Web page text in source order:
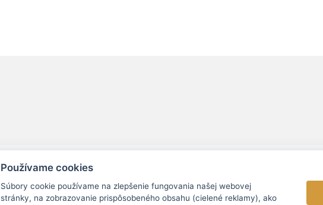
Používame cookies
Súbory cookie používame na zlepšenie fungovania našej webovej
stránky, na zobrazovanie prispôsobeného obsahu (cielené reklamy), ako